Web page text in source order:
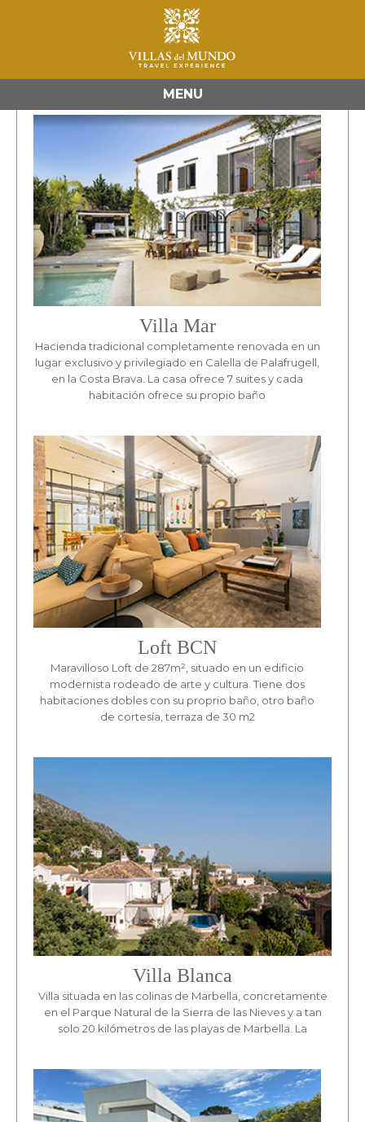
MENU
ESPAÑA
Villa Mar
Hacienda tradicional completamente renovada en un
lugar exclusivo y privilegiado en Calella de Palafrugell,
en la Costa Brava. La casa ofrece 7 suites y cada
habitación ofrece su propio baño
Loft BCN
Maravilloso Loft de 287m², situado en un edificio
modernista rodeado de arte y cultura. Tiene dos
habitaciones dobles con su proprio baño, otro baño
de cortesía, terraza de 30 m2
Villa Blanca
Villa situada en las colinas de Marbella, concretamente
en el Parque Natural de la Sierra de las Nieves y a tan
solo 20 kilómetros de las playas de Marbella. La